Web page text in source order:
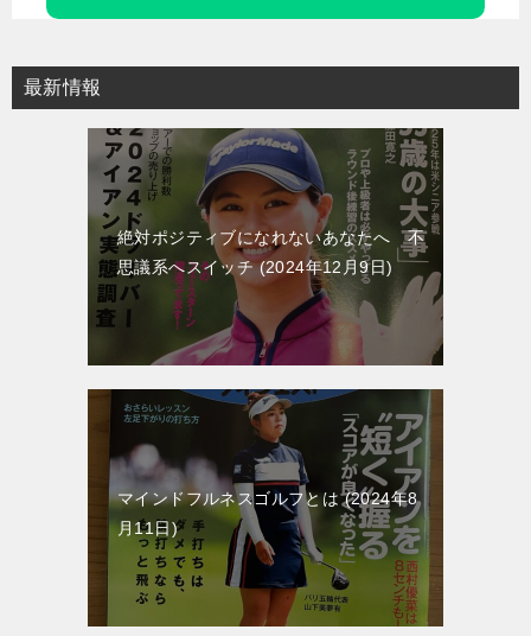
ー
シ
最新情報
絶対ポジティブになれないあなたへ 不
思議系へスイッチ
2024年12月9日
マインドフルネスゴルフとは
2024年8
月11日